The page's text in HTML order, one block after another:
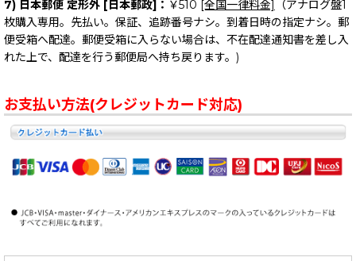
7) 日本郵便 定形外 [日本郵政]： ￥510 [全国一律料金]
（アナログ盤1
枚購入専用。先払い。保証、追跡番号ナシ。到着日時の指定ナシ。郵
便受箱へ配達。郵便受箱に入らない場合は、不在配達通知書を差し入
れた上で、配達を行う郵便局へ持ち戻ります。)
お支払い方法(クレジットカード対応)